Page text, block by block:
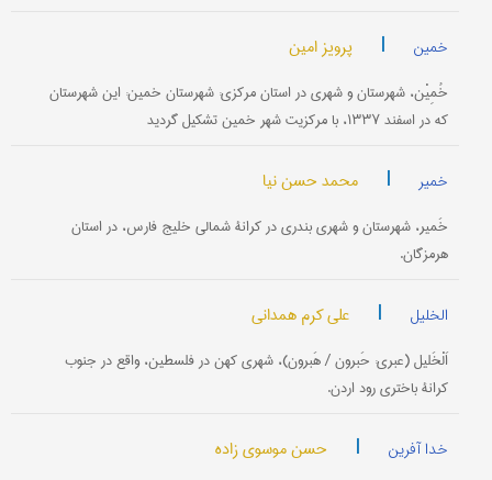
خمین | پرویز امین
خُمِیْن، شهرستان و شهری در استان مرکزی: شهرستان خمین: این شهرستان
که در اسفند ۱۳۳۷، با مرکزیت شهر خمین تشکیل گردید
خمیر | محمد حسن نیا
خَمیر، شهرستان و شهری بندری در کرانۀ شمالی خلیج فارس، در استان
هرمزگان.
الخلیل | علی کرم همدانی
اَلْخَلیل (عبری: حَبرون / هَبرون)، شهری کهن در فلسطین، واقع در جنوب
کرانۀ باختری رود اردن.
خدا آفرین | حسن موسوی زاده